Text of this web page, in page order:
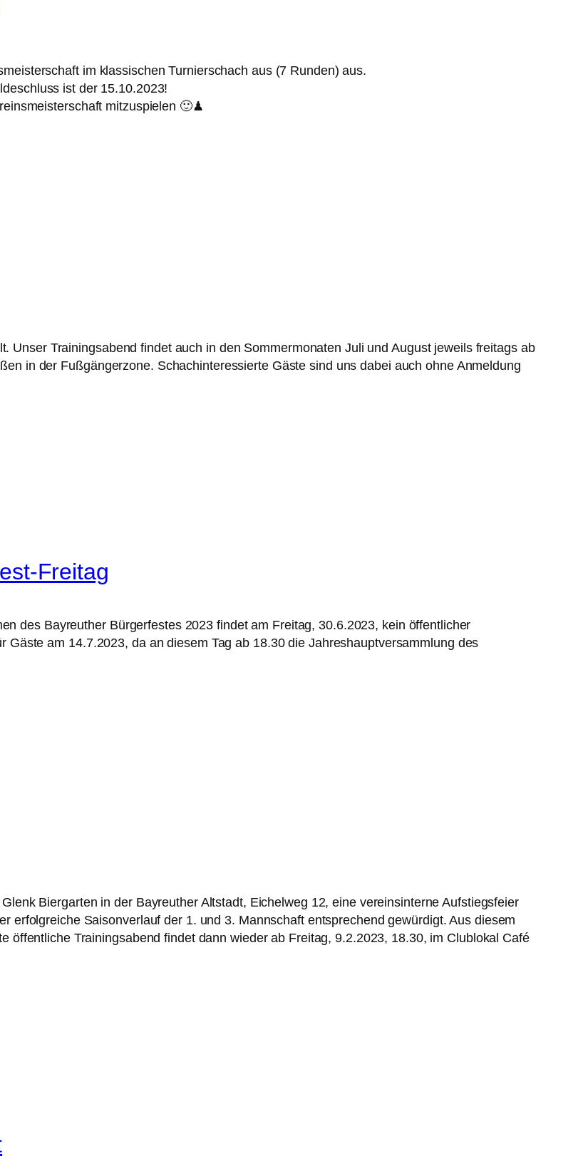
im klassischen Turnierschach aus (7 Runden) aus.
ist der 15.10.2023!
mitzuspielen 🙂♟
Unser Trainingsabend findet auch in den Sommermonaten Juli und August jeweils freitags ab
in der Fußgängerzone. Schachinteressierte Gäste sind uns dabei auch ohne Anmeldung
Freitag
des Bayreuther Bürgerfestes 2023 findet am Freitag, 30.6.2023, kein öffentlicher
am 14.7.2023, da an diesem Tag ab 18.30 die Jahreshauptversammlung des
Biergarten in der Bayreuther Altstadt, Eichelweg 12, eine vereinsinterne Aufstiegsfeier
erfolgreiche Saisonverlauf der 1. und 3. Mannschaft entsprechend gewürdigt. Aus diesem
öffentliche Trainingsabend findet dann wieder ab Freitag, 9.2.2023, 18.30, im Clublokal Café